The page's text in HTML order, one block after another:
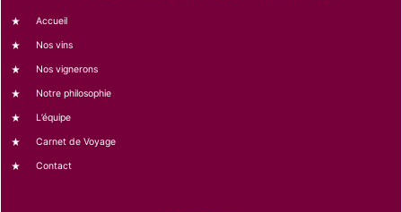
Accueil
Nos vins
Nos vignerons
Notre philosophie
L’équipe
Carnet de Voyage
Contact